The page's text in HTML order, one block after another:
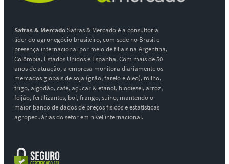
Safras & MercadoSafras & Mercado é a consultoria
líder do agronegócio brasileiro, com sede no Brasil e
presença internacional por meio de filiais na Argentina,
Colômbia, Estados Unidos e Espanha. Com mais de 50
anos de atuação, a empresa monitora diariamente os
mercados globais de soja (grão, farelo e óleo), milho,
trigo, algodão, café, açúcar & etanol, biodiesel, arroz,
feijão, fertilizantes, boi, frango, suíno, mantendo o
maior banco de dados de preços físicos e estatísticas
agropecuárias do setor em nível internacional.